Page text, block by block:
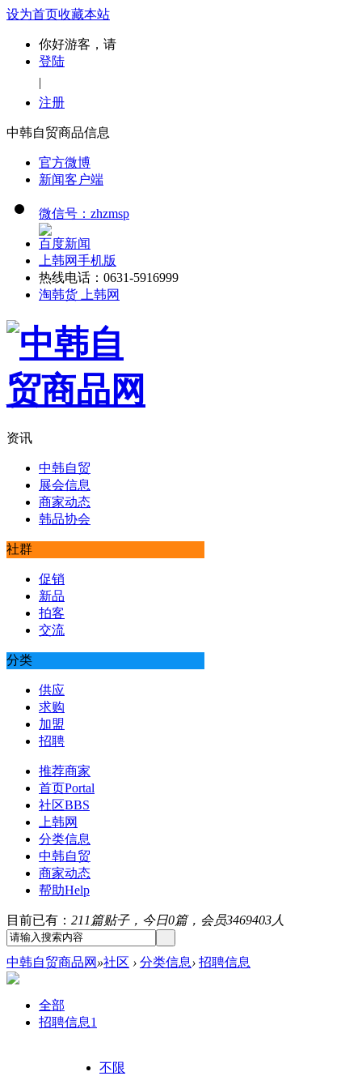
设为首页收藏本站
你好游客，请
登陆
|
注册
中韩自贸商品信息
官方微博
新闻客户端
微信号：zhzmsp
百度新闻
上韩网手机版
热线电话：0631-5916999
淘韩货 上韩网
资讯
中韩自贸
展会信息
商家动态
韩品协会
社群
促销
新品
拍客
交流
分类
供应
求购
加盟
招聘
推荐商家
首页Portal
社区BBS
上韩网
分类信息
中韩自贸
商家动态
帮助Help
目前已有： 211篇贴子，今日0篇，会员3469403人
中韩自贸商品网 »社区 › 分类信息› 招聘信息
全部
招聘信息1
不限